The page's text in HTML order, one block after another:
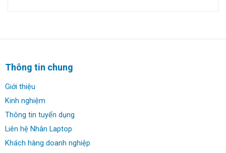
Thông tin chung
Giới thiệu
Kinh nghiệm
Thông tin tuyển dụng
Liên hệ Nhân Laptop
Khách hàng doanh nghiệp